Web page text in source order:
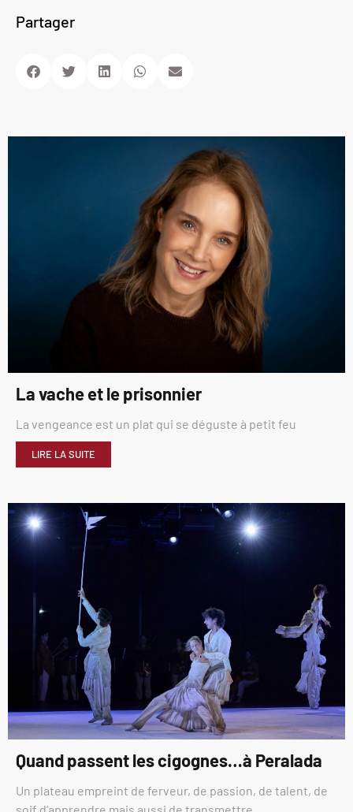
Partager
La vache et le prisonnier
La vengeance est un plat qui se déguste à petit feu
LIRE LA SUITE
Quand passent les cigognes…à Peralada
Un plateau empreint de ferveur, de passion, de talent, de